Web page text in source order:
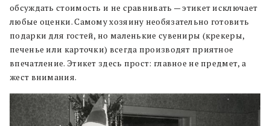
обсуждать стоимость и не сравнивать — этикет исключает
любые оценки. Самому хозяину необязательно готовить
подарки для гостей, но маленькие сувениры (крекеры,
печенье или карточки) всегда производят приятное
впечатление. Этикет здесь прост: главное не предмет, а
жест внимания.